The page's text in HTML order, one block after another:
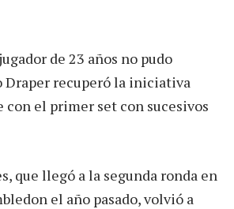
de 23 años no pudo
Draper recuperó la iniciativa
con el primer set con sucesivos
que llegó a la segunda ronda en
el año pasado, volvió a